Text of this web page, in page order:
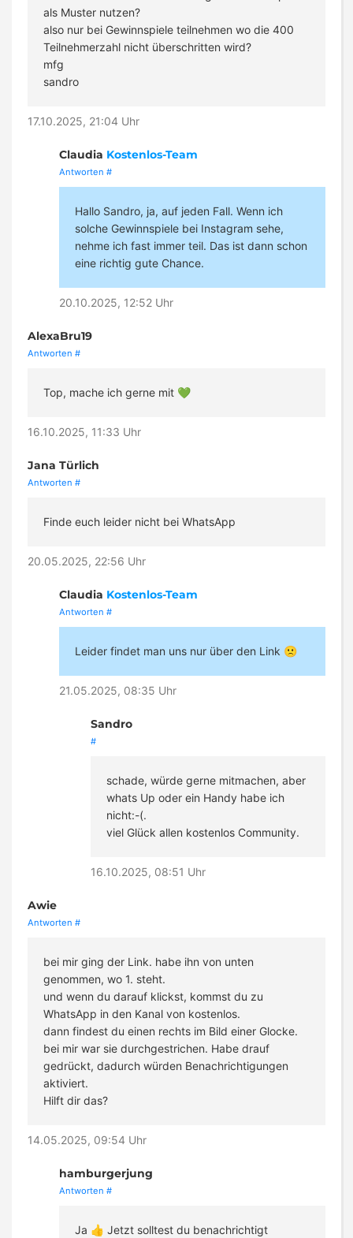
als Muster nutzen?
also nur bei Gewinnspiele teilnehmen wo die 400
Teilnehmerzahl nicht überschritten wird?
mfg
sandro
17.10.2025, 21:04 Uhr
Claudia Kostenlos-Team
Antworten #
Hallo Sandro, ja, auf jeden Fall. Wenn ich
solche Gewinnspiele bei Instagram sehe,
nehme ich fast immer teil. Das ist dann schon
eine richtig gute Chance.
20.10.2025, 12:52 Uhr
AlexaBru19
Antworten #
Top, mache ich gerne mit 💚
16.10.2025, 11:33 Uhr
Jana Türlich
Antworten #
Finde euch leider nicht bei WhatsApp
20.05.2025, 22:56 Uhr
Claudia Kostenlos-Team
Antworten #
Leider findet man uns nur über den Link 🙁
21.05.2025, 08:35 Uhr
Sandro
#
schade, würde gerne mitmachen, aber
whats Up oder ein Handy habe ich
nicht:-(.
viel Glück allen kostenlos Community.
16.10.2025, 08:51 Uhr
Awie
Antworten #
bei mir ging der Link. habe ihn von unten
genommen, wo 1. steht.
und wenn du darauf klickst, kommst du zu
WhatsApp in den Kanal von kostenlos.
dann findest du einen rechts im Bild einer Glocke.
bei mir war sie durchgestrichen. Habe drauf
gedrückt, dadurch würden Benachrichtigungen
aktiviert.
Hilft dir das?
14.05.2025, 09:54 Uhr
hamburgerjung
Antworten #
Ja 👍 Jetzt solltest du benachrichtigt